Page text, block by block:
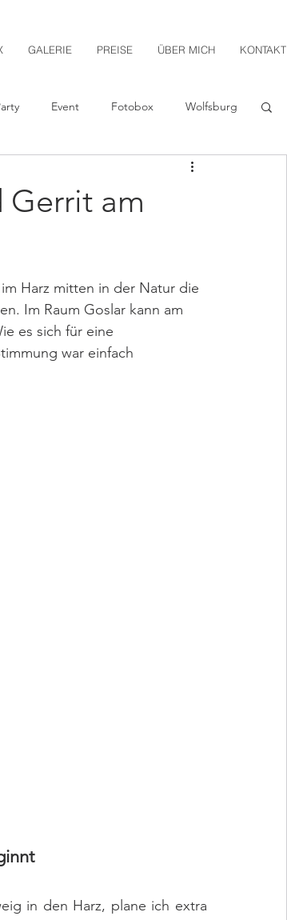
GALERIE PREISE ÜBER MICH KONTAKT
Event Fotobox Wolfsburg
Gerrit am
Harz mitten in der Natur die
Im Raum Goslar kann am
es sich für eine
war einfach
in den Harz, plane ich extra